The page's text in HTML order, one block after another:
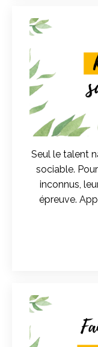
Seul le talent
sociable.
inconnus,
épreuve.